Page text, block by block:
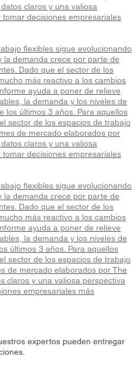
claros y una valiosa
decisiones empresariales
flexibles sigue evolucionando
la demanda crece por parte de
Dado que el sector de los
más reactivo a los cambios
ayuda a poner de relieve
la demanda y los niveles de
los últimos 3 años. Para aquellos
sector de los espacios de trabajo
de mercado elaborados por
claros y una valiosa
decisiones empresariales
flexibles sigue evolucionando
la demanda crece por parte de
Dado que el sector de los
más reactivo a los cambios
ayuda a poner de relieve
la demanda y los niveles de
últimos 3 años. Para aquellos
sector de los espacios de trabajo
de mercado elaborados por The
claros y una valiosa perspectiva
empresariales más
expertos pueden entregar